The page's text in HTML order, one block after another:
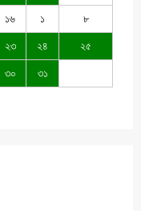
১৬ ১ ৮
২৩ ২৪ ২৫
৩০ ৩১